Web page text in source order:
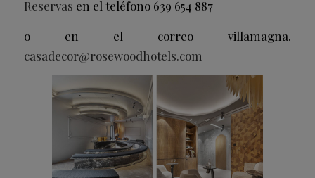
Reservas en el teléfono 639 654 887
o en el correo villamagna.
casadecor@rosewoodhotels.com